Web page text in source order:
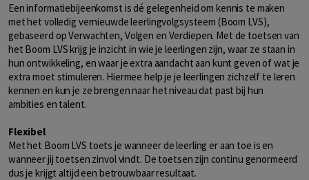
Een informatiebijeenkomst is dé gelegenheid om kennis te maken
met het volledig vernieuwde leerlingvolgsysteem (Boom LVS),
gebaseerd op Verwachten, Volgen en Verdiepen. Met de toetsen van
het Boom LVS krijg je inzicht in wie je leerlingen zijn, waar ze staan in
hun ontwikkeling, en waar je extra aandacht aan kunt geven of wat je
extra moet stimuleren. Hiermee help je je leerlingen zichzelf te leren
kennen en kun je ze brengen naar het niveau dat past bij hun
ambities en talent.
Flexibel
Met het Boom LVS toets je wanneer de leerling er aan toe is en
wanneer jij toetsen zinvol vindt. De toetsen zijn continu genormeerd
dus je krijgt altijd een betrouwbaar resultaat.